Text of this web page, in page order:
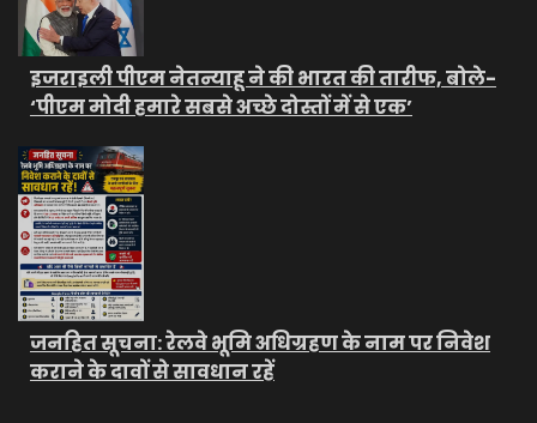
इजराइली पीएम नेतन्याहू ने की भारत की तारीफ, बोले-
‘पीएम मोदी हमारे सबसे अच्छे दोस्तों में से एक’
जनहित सूचना: रेलवे भूमि अधिग्रहण के नाम पर निवेश
कराने के दावों से सावधान रहें